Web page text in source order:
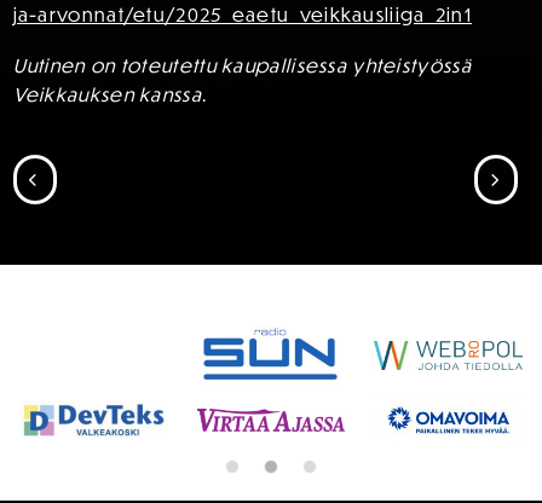
ja-arvonnat/etu/2025_eaetu_veikkausliiga_2in1
Uutinen on toteutettu kaupallisessa yhteistyössä
Veikkauksen kanssa.
SIIRRY EDELLISEEN